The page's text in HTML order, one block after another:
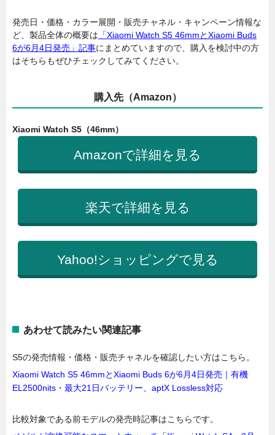
発売日・価格・カラー展開・販売チャネル・キャンペーン情報な
ど、製品全体の概要は 「Xiaomi Watch S5 46mmとXiaomi Buds
6が6月4日発売」記事にまとめていますので、購入を検討中の方
はそちらもぜひチェックしてみてください。
購入先（Amazon）
Xiaomi Watch S5（46mm）
Amazonで詳細を見る
楽天で詳細を見る
Yahoo!ショッピングで見る
あわせて読みたい関連記事
S5の発売情報・価格・販売チャネルを確認したい方はこちら。
Xiaomi Watch S5 46mmとXiaomi Buds 6が6月4日発売｜有機
EL2500nits・最大21日バッテリー、aptX Lossless対応
比較対象である前モデルの発売時記事はこちらです。